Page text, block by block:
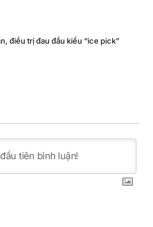
điều trị đau đầu kiểu “ice pick”